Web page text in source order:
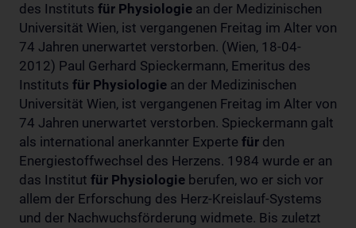
des Instituts für Physiologie an der Medizinischen
Universität Wien, ist vergangenen Freitag im Alter von
74 Jahren unerwartet verstorben. (Wien, 18-04-
2012) Paul Gerhard Spieckermann, Emeritus des
Instituts für Physiologie an der Medizinischen
Universität Wien, ist vergangenen Freitag im Alter von
74 Jahren unerwartet verstorben. Spieckermann galt
als international anerkannter Experte für den
Energiestoffwechsel des Herzens. 1984 wurde er an
das Institut für Physiologie berufen, wo er sich vor
allem der Erforschung des Herz-Kreislauf-Systems
und der Nachwuchsförderung widmete. Bis zuletzt